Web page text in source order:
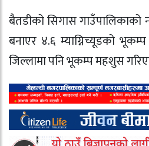
बैतडीको सिगास गाउँपालिकाको
बनाएर ४.६ म्याग्निच्यूडको
जिल्लामा पनि भूकम्प महशुस